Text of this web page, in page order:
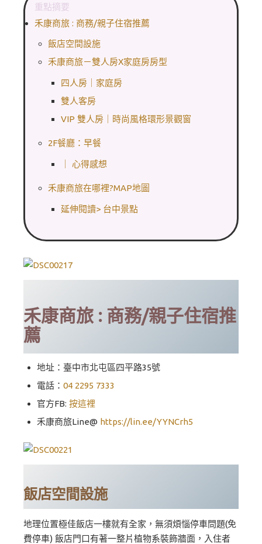
重點摘要
禾康商旅 : 商務/親子住宿推薦
飯店空間設施
禾康商旅－雙人房X家庭房房型
四人房｜家庭房
雙人客房
VIP 雙人房｜時尚風格環形景觀窗
2F餐廳：早餐
｜ 心得感想
禾康商旅在哪裡?MAP地圖
延伸閱讀> 台中景點
禾康商旅 : 商務/親子住宿推
薦
地址：臺中市北屯區四平路35號
電話： 04 2295 7333
官方FB: 按這裡
禾康商旅Line@ https://lin.ee/YYNCrh5
飯店空間設施
地理位置極佳飯店一樓就有全家，無須煩惱停車問題(免
費停車) 飯店門口有著一整片植物系裝飾牆面，入住者